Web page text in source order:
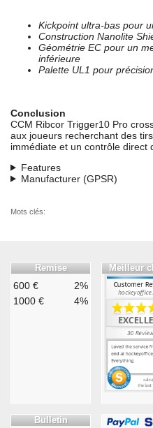
Kickpoint ultra-bas pour
Construction Nanolite
Géométrie EC pour un
inférieure
Palette UL1 pour
Conclusion
CCM Ribcor Trigger10 Pro
aux joueurs recherchant des
immédiate et un contrôle direct
Features
Manufacturer (GPSR)
Mots clés:
Remise
600 €
2%
1000 €
4%
Meilleur
Bulletin